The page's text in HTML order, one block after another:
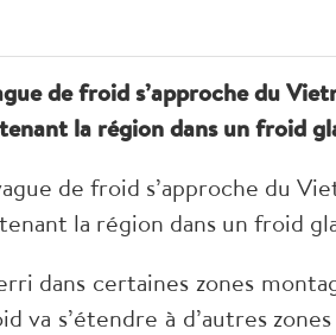
de froid s’approche du
la région dans un froid
de froid s’approche du
la région dans un froid
dans certaines zones
va s’étendre à d’autres